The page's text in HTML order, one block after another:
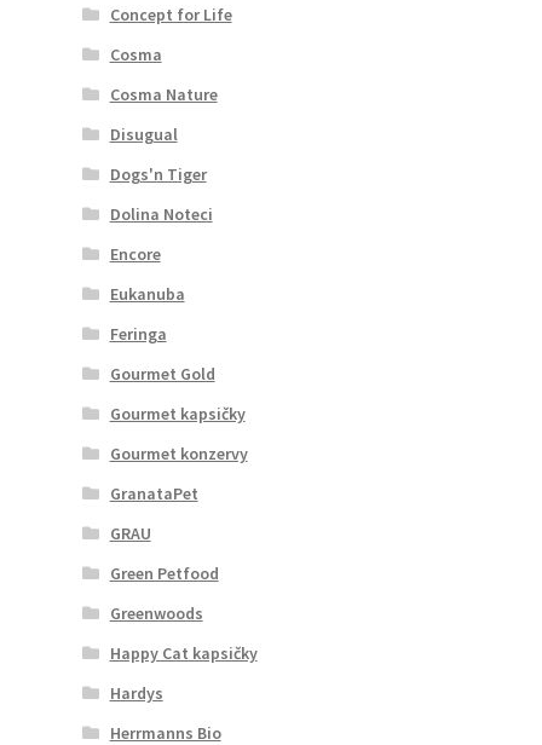
Concept for Life
Cosma
Cosma Nature
Disugual
Dogs'n Tiger
Dolina Noteci
Encore
Eukanuba
Feringa
Gourmet Gold
Gourmet kapsičky
Gourmet konzervy
GranataPet
GRAU
Green Petfood
Greenwoods
Happy Cat kapsičky
Hardys
Herrmanns Bio